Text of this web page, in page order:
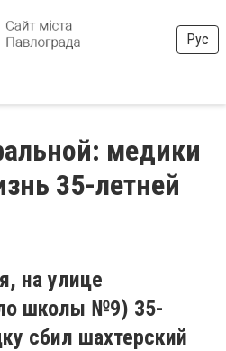
Рус
медики
35-летней
на улице
школы №9) 35-
сбил шахтерский